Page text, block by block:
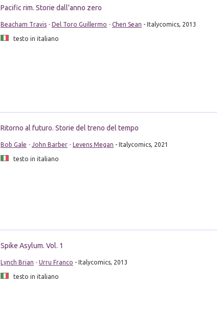
Pacific rim. Storie dall'anno zero
Beacham Travis- Del Toro Guillermo - Chen Sean - Italycomics, 2013
testo in italiano
Ritorno al futuro. Storie del treno del tempo
Bob Gale - John Barber- Levens Megan - Italycomics, 2021
testo in italiano
Spike Asylum. Vol. 1
Lynch Brian - Urru Franco - Italycomics, 2013
testo in italiano